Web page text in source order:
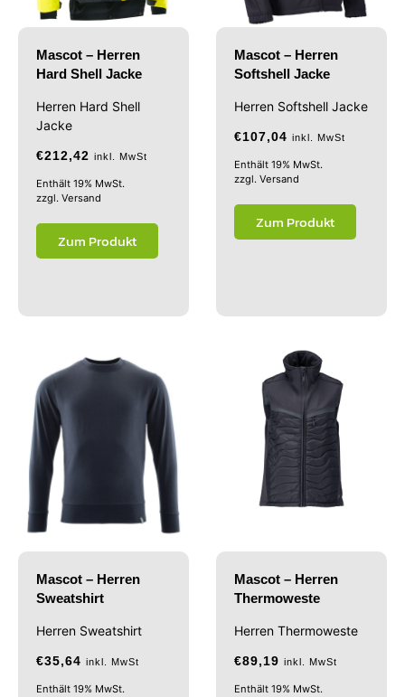
Mascot – Herren
Hard Shell Jacke
Herren Hard Shell
Jacke
€212,42 inkl. MwSt
Enthält 19% MwSt.
zzgl. Versand
Zum Produkt
Mascot – Herren
Softshell Jacke
Herren Softshell Jacke
€107,04 inkl. MwSt
Enthält 19% MwSt.
zzgl. Versand
Zum Produkt
Mascot – Herren
Sweatshirt
Herren Sweatshirt
€35,64 inkl. MwSt
Enthält 19% MwSt.
Mascot – Herren
Thermoweste
Herren Thermoweste
€89,19 inkl. MwSt
Enthält 19% MwSt.